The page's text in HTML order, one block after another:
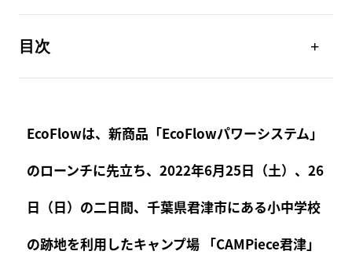
目次
EcoFlowは、新商品「EcoFlowパワーシステム」
のローンチに先立ち、2022年6月25日（土）、26
日（日）の二日間、千葉県君津市にある小中学校
の跡地を利用したキャンプ場 「CAMPiece君津」